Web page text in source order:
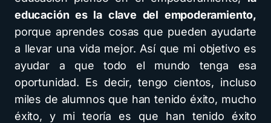
educación es la clave del empoderamiento,
porque aprendes cosas que pueden ayudarte
a llevar una vida mejor. Así que mi objetivo es
ayudar a que todo el mundo tenga esa
oportunidad. Es decir, tengo cientos, incluso
miles de alumnos que han tenido éxito, mucho
éxito, y mi teoría es que han tenido éxito